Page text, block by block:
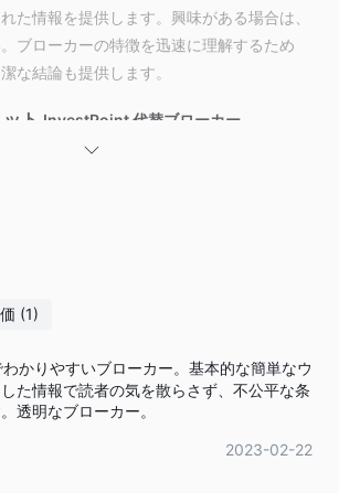
た情報を提供します。興味がある場合は、
ブローカーの特徴を迅速に理解するため
な結論も提供します。
ト InvestPoint 代替ブローカー
ニーズや好みに応じて、InvestPointには多
提供しています。Pepperstoneは競争力の
社の取引プラットフォームはMT4、MT5、
トフォームです。
は、世界中のクライアントに幅広い取引サー
ど、幅広い取引商品を提供しています。金
(1)
かりやすいブローカー。基本的な簡単なウ
た情報で読者の気を散らさず、不公平な条
透明なブローカー。
2023-02-22